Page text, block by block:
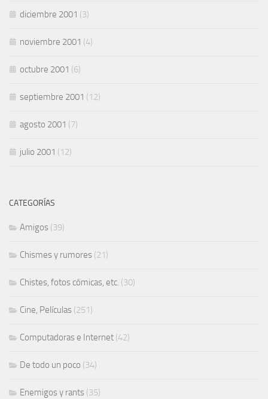
diciembre 2001 (3)
noviembre 2001 (4)
octubre 2001 (6)
septiembre 2001 (12)
agosto 2001 (7)
julio 2001 (12)
CATEGORÍAS
Amigos (39)
Chismes y rumores (21)
Chistes, fotos cómicas, etc. (30)
Cine, Películas (251)
Computadoras e Internet (42)
De todo un poco (34)
Enemigos y rants (35)